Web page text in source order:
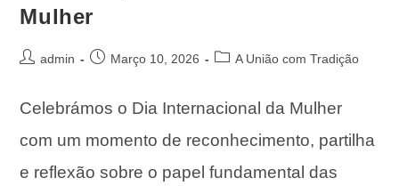
Mulher
admin Março 10, 2026 A União com Tradição
Celebrámos o Dia Internacional da Mulher
com um momento de reconhecimento, partilha
e reflexão sobre o papel fundamental das